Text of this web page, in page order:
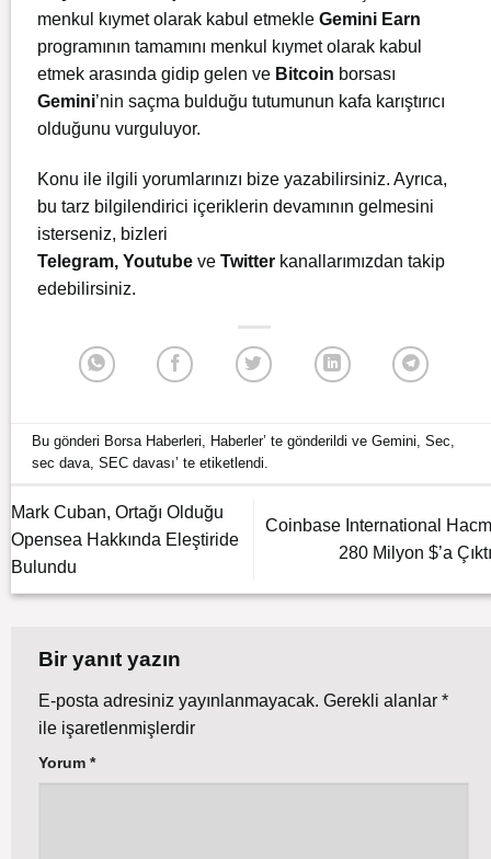
menkul kıymet olarak kabul etmekle Gemini Earn
programının tamamını menkul kıymet olarak kabul
etmek arasında gidip gelen ve Bitcoin borsası
Gemini’nin saçma bulduğu tutumunun kafa karıştırıcı
olduğunu vurguluyor.
Konu ile ilgili yorumlarınızı bize yazabilirsiniz. Ayrıca,
bu tarz bilgilendirici içeriklerin devamının gelmesini
isterseniz, bizleri
Telegram, Youtube ve Twitter kanallarımızdan takip
edebilirsiniz.
Bu gönderi Borsa Haberleri, Haberler’ te gönderildi veGemini,Sec,
sec dava,SEC davası’ te etiketlendi.
Mark Cuban, Ortağı Olduğu
Opensea Hakkında Eleştiride
Bulundu
Coinbase International
280 Milyon $’a
Bir yanıt yazın
E-posta adresiniz yayınlanmayacak. Gerekli alanlar *
ile işaretlenmişlerdir
Yorum *